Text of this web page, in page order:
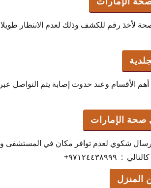
رقم للكشف وذلك لعدم الانتظار طويلا
أهم الأقسام وعند حدوث إصابة يتم
الإمارات
شكوي لعدم توافر مكان في
المنزل